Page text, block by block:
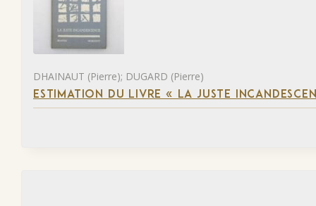
DHAINAUT (Pierre); DUGARD (Pierre)
ESTIMATION DU LIVRE « LA JUSTE